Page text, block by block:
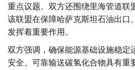
重点议题。双方还围绕里海管道联
该联盟在保障哈萨克斯坦石油出口
发挥着重要作用。
双方强调，确保能源基础设施稳定
安全、可靠输送碳氢化合物具有重